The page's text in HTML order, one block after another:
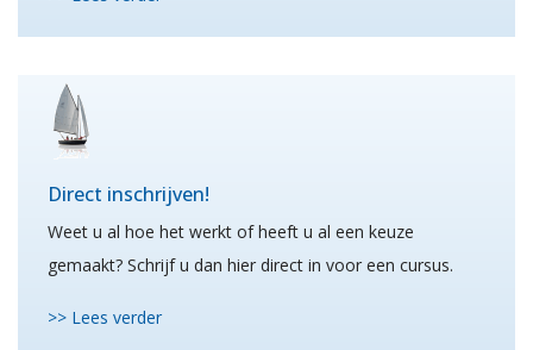
Direct inschrijven!
Weet u al hoe het werkt of heeft u al een keuze
gemaakt? Schrijf u dan hier direct in voor een cursus.
>> Lees verder